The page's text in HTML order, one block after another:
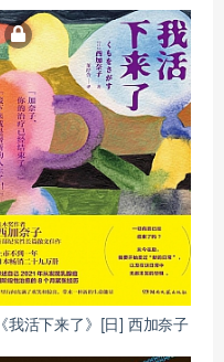
《我活下来了》[日] 西加奈子